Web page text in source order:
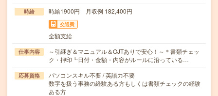
時給 時給1900円 月収例 182,400円
交通費
全額支給
仕事内容
～引継ぎ＆マニュアル＆OJTありで安心！～＊書類チェッ
ク・押印┗日付・金額・内容がルールに沿っている…
応募資格
パソコンスキル不要 / 英語力不要
数字を扱う事務の経験ある方もしくは書類チェックの経験
ある方